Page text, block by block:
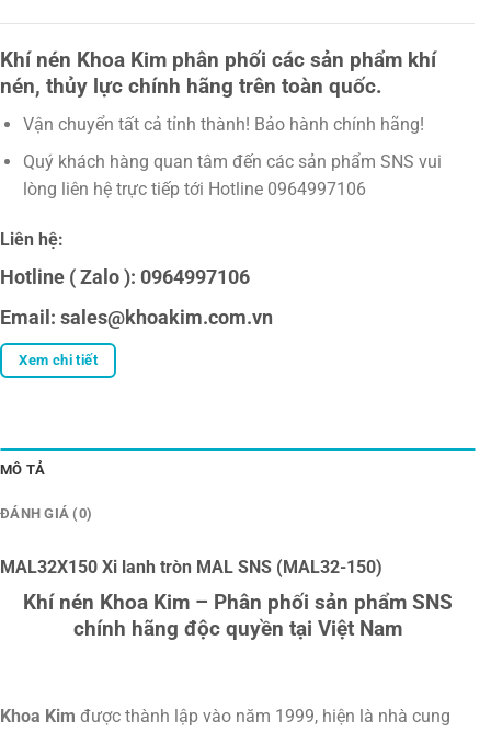
Khí nén Khoa Kim phân phối các sản phẩm khí
nén, thủy lực chính hãng trên toàn quốc.
Vận chuyển tất cả tỉnh thành! Bảo hành chính hãng!
Quý khách hàng quan tâm đến các sản phẩm SNS vui
lòng liên hệ trực tiếp tới Hotline 0964997106
Liên hệ:
Hotline ( Zalo ): 0964997106
Email: sales@khoakim.com.vn
Xem chi tiết
MÔ TẢ
ĐÁNH GIÁ (0)
MAL32X150 Xi lanh tròn MAL SNS (MAL32-150)
Khí nén Khoa Kim – Phân phối sản phẩm SNS
chính hãng độc quyền tại Việt Nam
Khoa Kim được thành lập vào năm 1999, hiện là nhà cung